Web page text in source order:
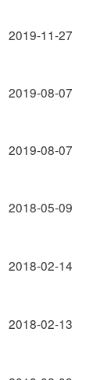
2019-11-27
2019-08-07
2019-08-07
2018-05-09
2018-02-14
2018-02-13